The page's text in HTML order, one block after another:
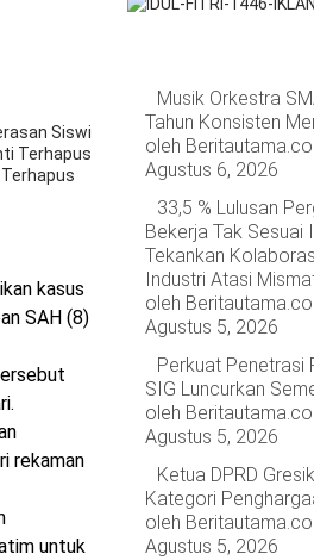
Siswi
Terhapus
kasus
SAH (8)
rekaman
untuk
Musik Orkestra
Tahun Konsisten
oleh Beritautama.co
Agustus 6, 2026
33,5 % Lulusan
Bekerja Tak Sesuai
Tekankan
Industri Atasi
oleh Beritautama.co
Agustus 5, 2026
Perkuat Penetrasi
SIG Luncurkan
oleh Beritautama.co
Agustus 5, 2026
Ketua DPRD
Kategori
oleh Beritautama.co
Agustus 5, 2026